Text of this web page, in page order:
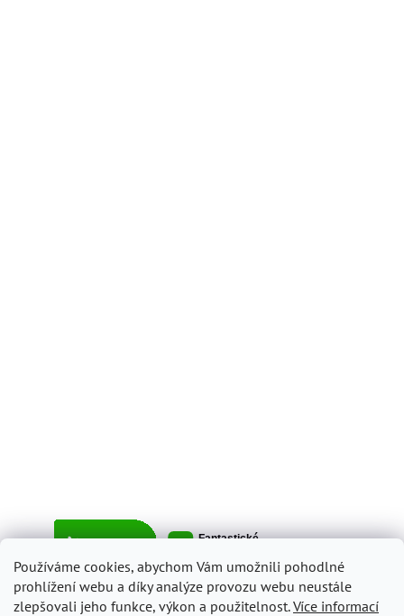
Používáme cookies, abychom Vám umožnili pohodlné
prohlížení webu a díky analýze provozu webu neustále
zlepšovali jeho funkce, výkon a použitelnost.Více informací